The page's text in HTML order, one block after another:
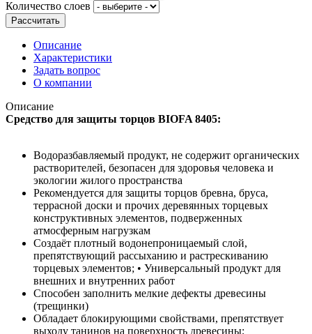
Количество слоев
Рассчитать
Описание
Характеристики
Задать вопрос
О компании
Описание
Средство для защиты торцов BIOFA 8405:
Водоразбавляемый продукт, не содержит органических
растворителей, безопасен для здоровья человека и
экологии жилого пространства
Рекомендуется для защиты торцов бревна, бруса,
террасной доски и прочих деревянных торцевых
конструктивных элементов, подверженных
атмосферным нагрузкам
Создаёт плотный водонепроницаемый слой,
препятствующий рассыханию и растрескиванию
торцевых элементов; • Универсальный продукт для
внешних и внутренних работ
Способен заполнить мелкие дефекты древесины
(трещинки)
Обладает блокирующими свойствами, препятствует
выходу танинов на поверхность древесины;